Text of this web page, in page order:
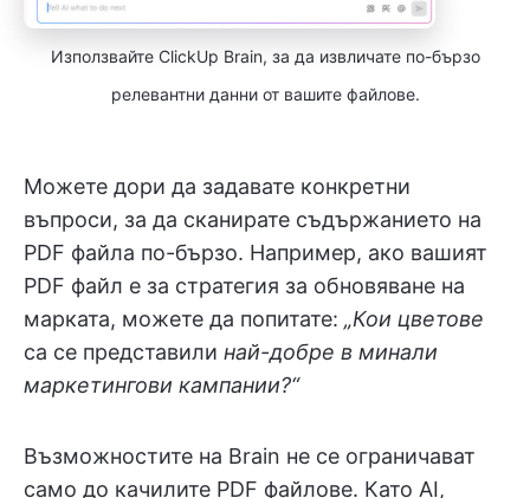
Използвайте ClickUp Brain, за да извличате по-бързо
релевантни данни от вашите файлове.
Можете дори да задавате конкретни
въпроси, за да сканирате съдържанието на
PDF файла по-бързо. Например, ако вашият
PDF файл е за стратегия за обновяване на
марката, можете да попитате: „Кои цветове
са се представили най-добре в минали
маркетингови кампании?“
Възможностите на Brain не се ограничават
само до качилите PDF файлове. Като AI,